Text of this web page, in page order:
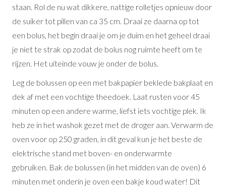
staan. Rol de nu wat dikkere, nattige rolletjes opnieuw door
de suiker tot pillen van ca 35 cm. Draai ze daarna op tot
een bolus, het begin draai je om je duim en het geheel draai
je niet te strak op zodat de bolus nog ruimte heeft om te
rijzen. Het uiteinde vouw je onder de bolus.
Leg de bolussen op een met bakpapier beklede bakplaat en
dek af met een vochtige theedoek. Laat rusten voor 45
minuten op een andere warme, liefst iets vochtige plek. Ik
heb ze in het washok gezet met de droger aan. Verwarm de
oven voor op 250 graden, in dit geval kun je het beste de
elektrische stand met boven- en onderwarmte
gebruiken. Bak de bolussen (in het midden van de oven) 6
minuten met onderin je oven een bakje koud water! Dit